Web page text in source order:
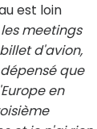
est loin
meetings
d'avion,
que
en